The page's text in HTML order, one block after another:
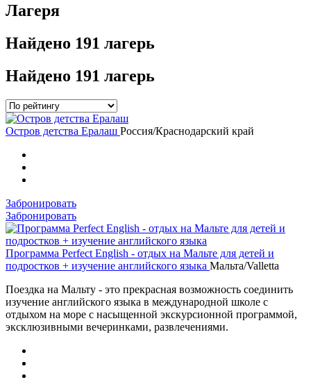
Лагеря
Найдено 191 лагерь
Найдено 191 лагерь
Остров детства Ералаш Россия/Краснодарский край
Забронировать
Забронировать
Программа Perfect English - отдых на Мальте для детей и
подростков + изучение английского языка Мальта/Valletta
Поездка на Мальту - это прекрасная возможность соединить
изучение английского языка в международной школе с
отдыхом на море с насыщенной экскурсионной программой,
эксклюзивными вечеринками, развлечениями.